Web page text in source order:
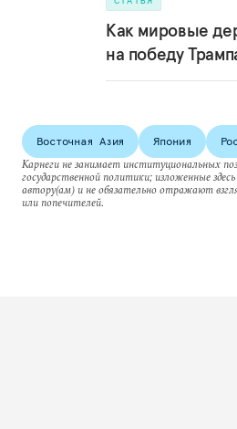
Как мировые
на победу
Восточная Азия Япония
Карнеги не занимает институциональных
государственной политики; изложенные
автору(ам) и не обязательно отражают
или попечителей.